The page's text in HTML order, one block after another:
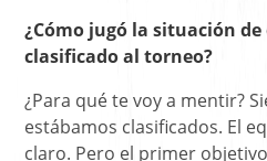
¿Cómo jugó la situación
clasificado al torneo?
¿Para qué te voy a mentir?
estábamos clasificados. El
claro. Pero el primer